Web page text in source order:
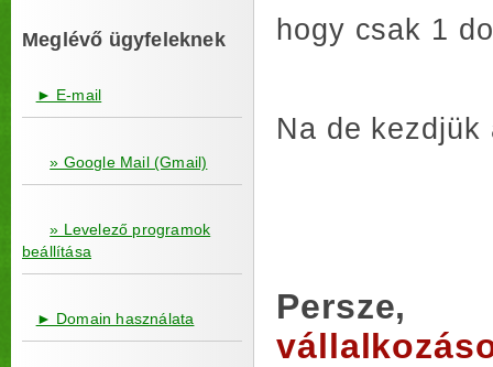
Meglévő ügyfeleknek
► E-mail
» Google Mail (Gmail)
» Levelező programok
beállítása
► Domain használata
hogy csak 1
Na de